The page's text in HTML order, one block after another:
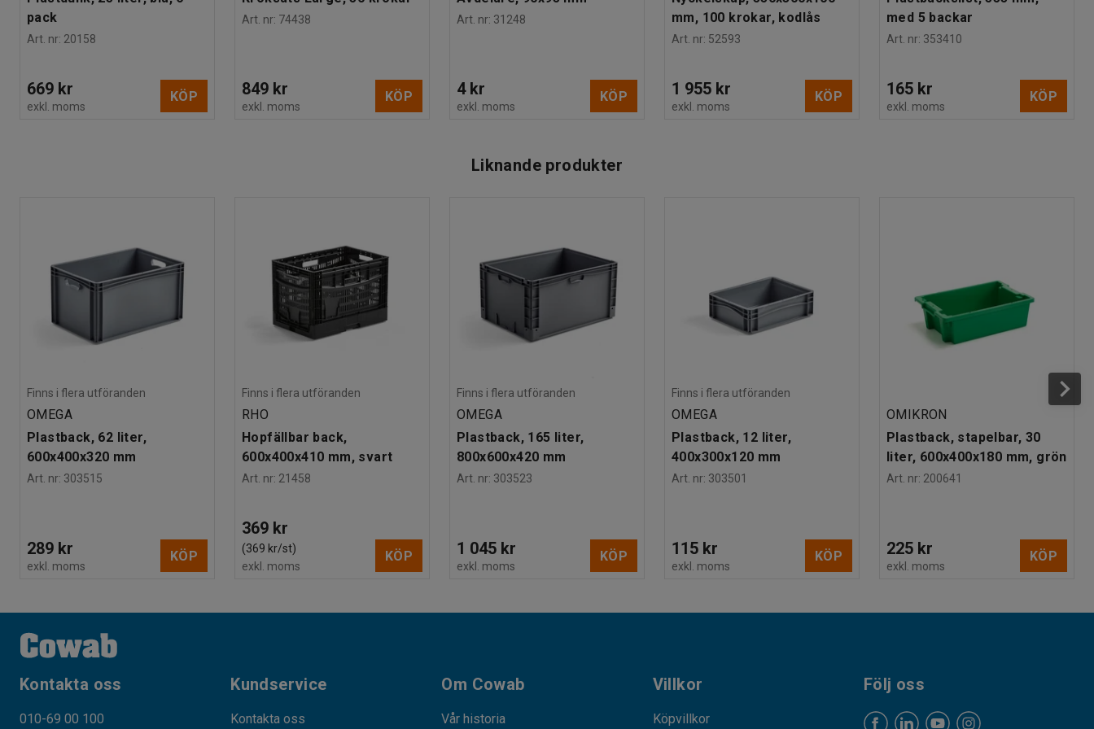
pack
Art. nr: 20158
669 kr
exkl. moms
KÖP
Art. nr: 74438
849 kr
exkl. moms
KÖP
Art. nr: 31248
4 kr
exkl. moms
KÖP
mm, 100 krokar, kodlås
Art. nr: 52593
1 955 kr
exkl. moms
KÖP
med 5 backar
Art. nr: 353410
165 kr
exkl. moms
KÖP
Liknande produkter
Finns i flera utföranden
OMEGA
Plastback, 62 liter,
600x400x320 mm
Art. nr: 303515
289 kr
exkl. moms
KÖP
Finns i flera utföranden
RHO
Hopfällbar back,
600x400x410 mm, svart
Art. nr: 21458
369 kr
(369 kr/st)
exkl. moms
KÖP
Finns i flera utföranden
OMEGA
Plastback, 165 liter,
800x600x420 mm
Art. nr: 303523
1 045 kr
exkl. moms
KÖP
Finns i flera utföranden
OMEGA
Plastback, 12 liter,
400x300x120 mm
Art. nr: 303501
115 kr
exkl. moms
KÖP
OMIKRON
Plastback, stapelbar, 30
liter, 600x400x180 mm, grön
Art. nr: 200641
225 kr
exkl. moms
KÖP
Kontakta oss
010-69 00 100
Kundservice
Kontakta oss
Om Cowab
Vår historia
Villkor
Köpvillkor
Följ oss